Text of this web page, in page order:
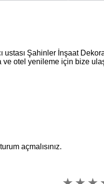
ustası Şahinler İnşaat
otel yenileme için bize
açmalısınız.